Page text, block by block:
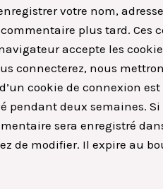
votre nom,
plus tard. Ces
accepte les
connecterez, nous
cookie de connexion
pendant deux semaines.
sera enregistré
de modifier. Il expire au